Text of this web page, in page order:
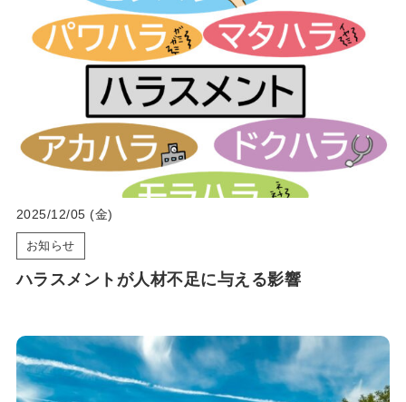
2025/12/05 (金)
お知らせ
ハラスメントが人材不足に与える影響